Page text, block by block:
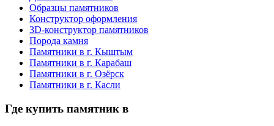
Образцы памятников
Конструктор оформления
3D-конструктор памятников
Порода камня
Памятники в г. Кыштым
Памятники в г. Карабаш
Памятники в г. Озёрск
Памятники в г. Касли
Где купить памятник в